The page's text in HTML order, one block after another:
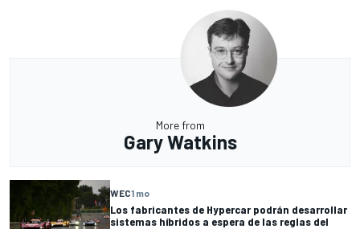
More from
Gary Watkins
WEC1 mo
Los fabricantes de Hypercar podrán desarrollar
sistemas híbridos a espera de las reglas del